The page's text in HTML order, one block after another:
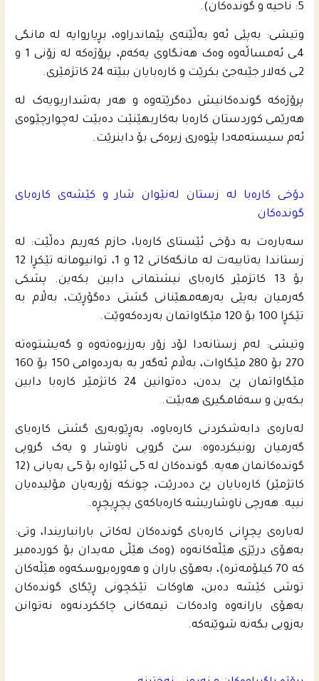
5: ناحیە و گوندەکان).
وتیشی: بەپێی ئەو بەڵێنەی پێماندراوە، بڕیاروایە لە مانگی
4ـی ئەمساڵەوە وەک هەنگاوی یەکەم، پرۆژەکە لە زۆنی 1 و
2ـی کەلار جێبەجێ بکرێت و کارەبایان ببێتە 24 کاتژمێری.
پرۆژەکە گوندەکانیش دەگرێتەوە و هەر بەشداربویەک لە
هەرێمی کوردستان کارەبا بەکاربهێنێت دەبێت لەچوارچێوەی
ئەم سیستەمەدا پێوەری زیرەکی بۆ دابنرێت.
دۆخی کارەبا لە زستان لەنێوان شار و کێشەی کارەبای
گوندەکان
سەبارەت بە دۆخی ئێستای کارەبا، حازم کەریم دەڵێت: لە
زستاندا بەتایبەت لە مانگەکانی 12 و 1، توانیومانە تێکڕا 12
بۆ 13 کاتژمێر کارەبای نیشتمانی دابین بکەین. پشکی
گەرمیان بەپێی بەرهەمهێنانی گشتی دەگۆڕێت، بەڵام بە
تێکڕا 100 بۆ 120 مێگاواتمان بەردەکەوێت.
وتیشی: لەم زستانەدا لۆد زۆر بەرزبوەتەوە و گەیشتوەتە
270 بۆ 280 مێگاوات، بەڵام ئەگەر بە بەردەوامی 150 بۆ 160
مێگاواتمان پێ بدەن، دەتوانین 24 کاتژمێر کارەبا دابین
بکەین و سەقامگیری هەبێت.
لەبارەی دابەشکردنی کارەباوە، بەڕێوبەری گشتی کارەبای
گەرمیان رونیکردەوە: سێ گروپی ناوشار و یەک گروپی
گوندەکانمان هەیە. گوندەکان لە 5ـی ئێوارە بۆ 5ـی بەیانی (12
کاتژمێر) کارەبایان پێ دەدرێت، چونکە زۆربەیان مۆلیدەیان
نییە. هه‌رچی ناوشاریشه‌ کارەباکەی پچڕپچڕە.
لەبارەی پچڕانی کارەبای گوندەکان لەکاتی بارانباریندا، وتی:
بەهۆی درێژی هێڵەکانەوە (وەک هێڵی مەیدان بۆ کوردەمیر
کە 70 کیلۆمەترە)، بەهۆی باران و هەورەبروسکەوە هێڵەکان
توشی کێشە دەبن، هاوکات تێکچونی ڕێگای گوندەکان
بەهۆی بارانەوە وادەکات تیمەکانی چاککردنەوە نەتوانن
بەزویی بگەنە شوێنەکە.